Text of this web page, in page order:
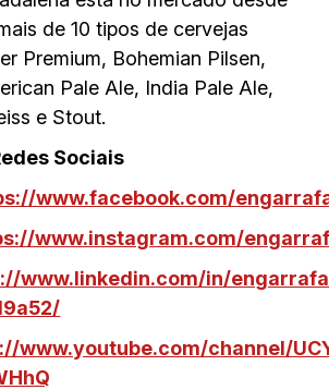
de 10 tipos de cervejas
Premium, Bohemian Pilsen,
Pale Ale, India Pale Ale,
e Stout.
Sociais
www.facebook.com/
www.instagram.com/
www.linkedin.com/in/
www.youtube.com/channel/